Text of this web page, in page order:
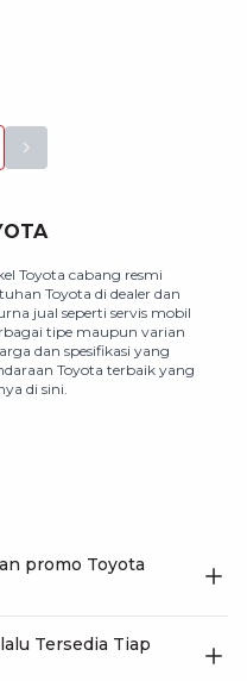
Toyota cabang resmi
Toyota di dealer dan
jual seperti servis mobil
tipe maupun varian
dan spesifikasi yang
Toyota terbaik yang
di sini.
promo Toyota
Tersedia Tiap